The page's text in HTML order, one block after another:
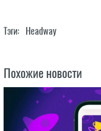
Тэги: Headway
Похожие новости